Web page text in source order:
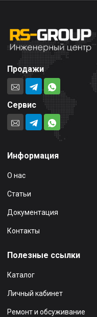
Продажи
Сервис
Информация
О нас
Статьи
Документация
Контакты
Полезные ссылки
Каталог
Личный кабинет
Ремонт и обсуживание